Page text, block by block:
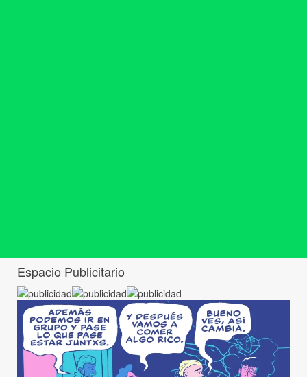
Espacio Publicitario